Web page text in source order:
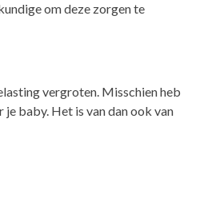
om deze zorgen te
vergroten. Misschien heb
baby. Het is van dan ook van